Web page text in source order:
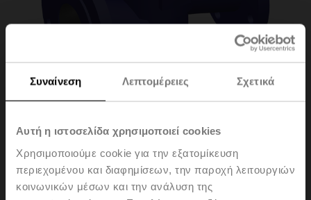
Συναίνεση Λεπτομέρειες Σχετικά
Αυτή η ιστοσελίδα χρησιμοποιεί cookies
Χρησιμοποιούμε cookie για την εξατομίκευση
περιεχομένου και διαφημίσεων, την παροχή λειτουργιών
κοινωνικών μέσων και την ανάλυση της
H6065X58-
SP2+SV24A-MOD